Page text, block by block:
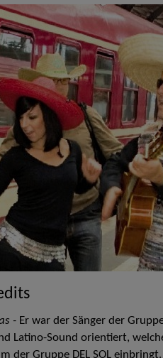
- Er war der Sänger der
Latino-Sound orientiert,
der Gruppe DEL SOL